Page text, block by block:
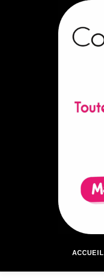
ACCUEIL